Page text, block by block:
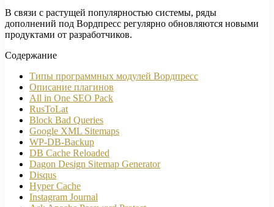
В связи с растущей популярностью системы, ряды
дополнений под Вордпресс регулярно обновляются новыми
продуктами от разработчиков.
Содержание
Типы программных модулей Вордпресс
Описание плагинов
All in One SEO Pack
RusToLat
Block Bad Queries
Google XML Sitemaps
WP-DB-Backup
DB Cache Reloaded
Dagon Design Sitemap Generator
Disqus
Hyper Cache
Instagram Journal